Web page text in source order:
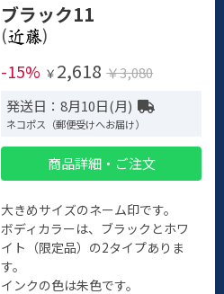
ブラック11
(
)
-15% ￥ 2,618 ￥3,080
発送日：8月10日(月)
ネコポス（郵便受けへお届け）
商品詳細・ご注文
大きめサイズのネーム印です。
ボディカラーは、ブラックとホワ
イト（限定品）の2タイプありま
す。
インクの色は朱色です。